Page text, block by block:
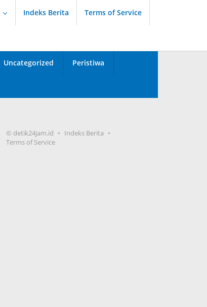
Indeks Berita Terms of Service
Uncategorized Peristiwa
© detik24jam.id
Indeks Berita
Terms of Service